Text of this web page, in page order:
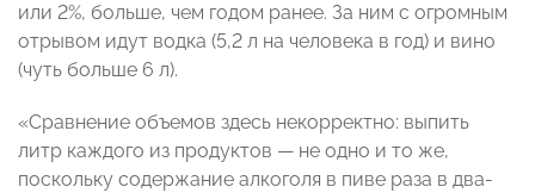
или 2%, больше, чем годом ранее. За ним с огромным
отрывом идут водка (5,2 л на человека в год) и вино
(чуть больше 6 л).
«Сравнение объемов здесь некорректно: выпить
литр каждого из продуктов — не одно и то же,
поскольку содержание алкоголя в пиве раза в два-